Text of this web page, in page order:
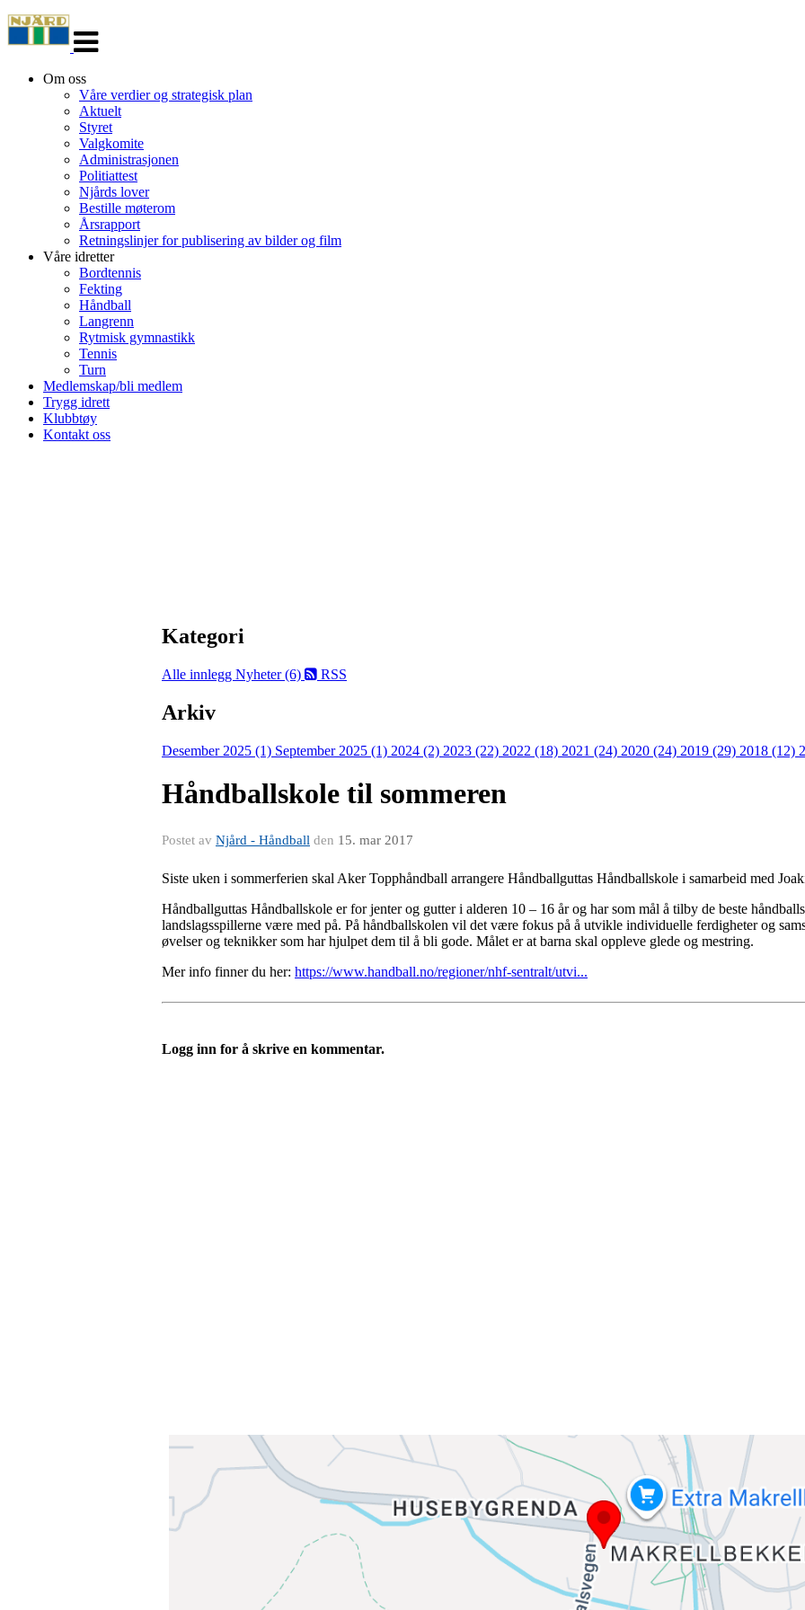
navigasjon
Om oss
Våre verdier og strategisk plan
Aktuelt
Styret
Valgkomite
Administrasjonen
Politiattest
Njårds lover
Bestille møterom
Årsrapport
Retningslinjer for publisering av bilder og film
Våre idretter
Bordtennis
Fekting
Håndball
Langrenn
Rytmisk gymnastikk
Tennis
Turn
Medlemskap/bli medlem
Trygg idrett
Klubbtøy
Kontakt oss
Kategori
Alle innlegg Nyheter (6) RSS
Arkiv
Desember 2025 (1) September 2025 (1) 2024 (2) 2023 (22) 2022 (18) 2021 (24) 2020 (24) 2019 (29) 2018 (12)
Håndballskole til sommeren
Postet av Njård - Håndball den 15. mar 2017
Siste uken i sommerferien skal Aker Topphåndball arrangere Håndballguttas Håndballskole i samarbeid med
Håndballguttas Håndballskole er for jenter og gutter i alderen 10 – 16 år og har som mål å tilby de beste
landslagsspillerne være med på. På håndballskolen vil det være fokus på å utvikle individuelle ferdigheter og
øvelser og teknikker som har hjulpet dem til å bli gode. Målet er at barna skal oppleve glede og mestring.
Mer info finner du her: https://www.handball.no/regioner/nhf-sentralt/utvi...
Logg inn for å skrive en kommentar.